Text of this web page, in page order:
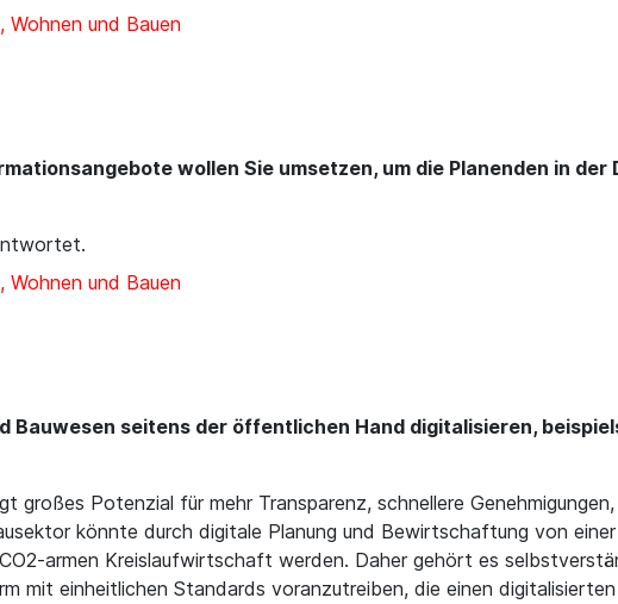
Wohnen und Bauen
wollen Sie umsetzen, um die Planenden in der
Wohnen und Bauen
Bauwesen seitens der öffentlichen Hand digitalisieren,
großes Potenzial für mehr Transparenz, schnellere
könnte durch digitale Planung und Bewirtschaftung von
armen Kreislaufwirtschaft werden. Daher gehört es
mit einheitlichen Standards voranzutreiben, die einen